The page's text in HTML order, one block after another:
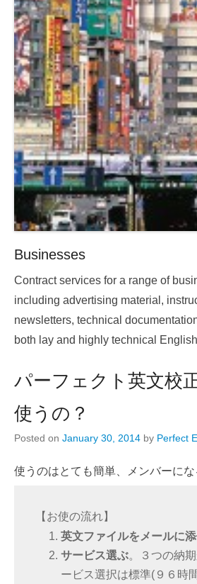
Businesses
Posted
on
Contract services for a range of
including advertising material,
newsletters, technical
both lay and highly technical
パーフェクト英文校
使うの？
Posted on January 30, 2014 by Perfect
使うのはとても簡単、メンバーにな
【お使の流れ】
英文ファイルをメールに
サービス選ぶ。３つの納期
ービス選択は標準(９６時